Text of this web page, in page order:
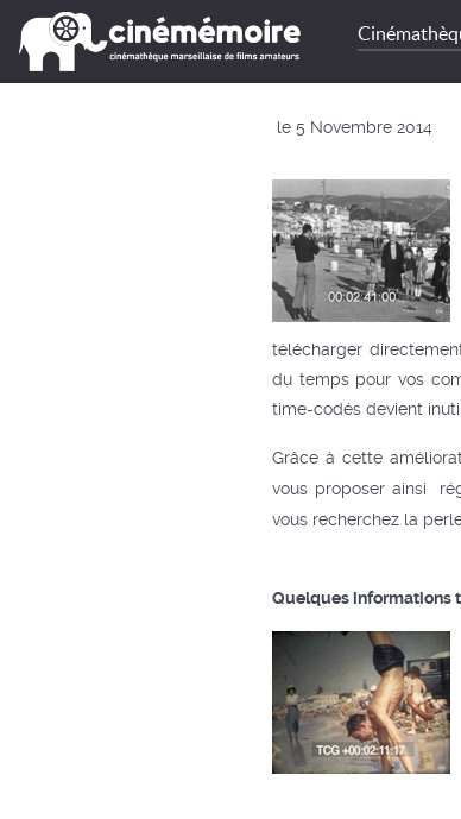
le 5 Novembre 2014
télécharger
du temps pour vos
time-codés devient
Grâce à cette
vous proposer ainsi
vous recherchez la
Quelques informations